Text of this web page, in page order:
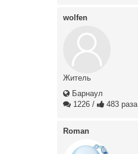
wolfen
Житель
Барнаул
1226 / 483 раза
Roman